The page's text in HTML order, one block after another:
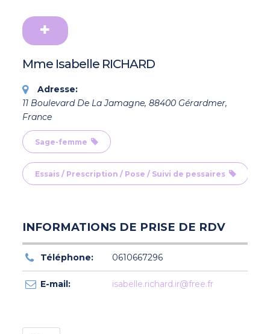
Mme Isabelle RICHARD
Adresse:
11 Boulevard De La Jamagne, 88400 Gérardmer,
France
Sage-femme
Essais / Prescription / Pose / Suivi de pessaires
INFORMATIONS DE PRISE DE RDV
Téléphone: 0610667296
E-mail: isabelle.richard.ir@free.fr